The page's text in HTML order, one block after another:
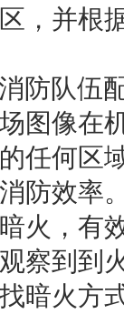
，并根
防队伍
图像在
任何区
防效率
火，有
察到到
暗火方